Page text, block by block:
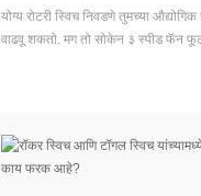
योग्य रोटरी स्विच निवडणे तुमच्या
वाढवू शकतो. मग तो सोकेन ३ स्पीड फॅन